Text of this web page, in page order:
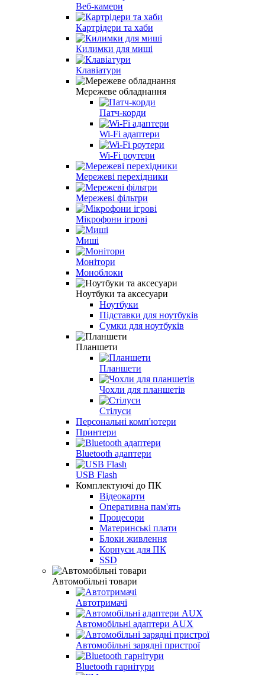
Веб-камери
Картрідери та хаби
Килимки для миші
Клавіатури
Мережеве обладнання
Патч-корди
Wi-Fi адаптери
Wi-Fi роутери
Мережеві перехідники
Мережеві фільтри
Мікрофони ігрові
Миші
Монітори
Моноблоки
Ноутбуки та аксесуари
Ноутбуки
Підставки для ноутбуків
Сумки для ноутбуків
Планшети
Планшети
Чохли для планшетів
Стілуси
Персональні комп'ютери
Принтери
Bluetooth адаптери
USB Flash
Комплектуючі до ПК
Відеокарти
Оперативна пам'ять
Процесори
Материнські плати
Блоки живлення
Корпуси для ПК
SSD
Автомобільні товари
Автотримачі
Автомобільні адаптери AUX
Автомобільні зарядні пристрої
Bluetooth гарнітури